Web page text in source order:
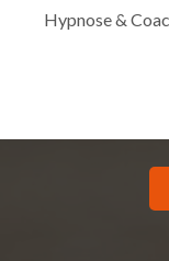
Hypnose &